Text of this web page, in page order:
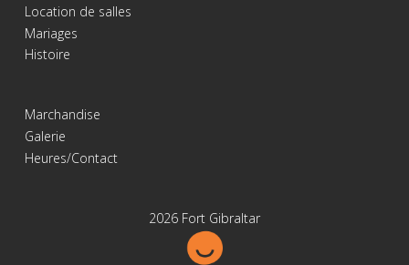
Location de salles
Mariages
Histoire
Marchandise
Galerie
Heures/Contact
2026 Fort Gibraltar